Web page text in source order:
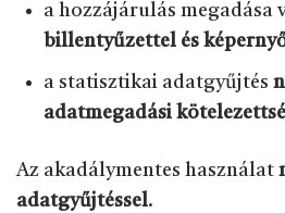
a hozzájárulás megadása
billentyűzettel és
a statisztikai adatgyűjtés
adatmegadási
Az akadálymentes használat
adatgyűjtéssel.